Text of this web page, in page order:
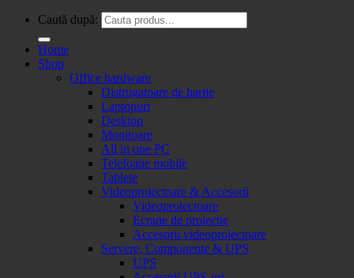
Caută după:
Home
Shop
Office hardware
Distrugatoare de hartie
Laptopuri
Desktop
Monitoare
All in one PC
Telefoane mobile
Tablete
Videoproiectoare & Accesorii
Videoproiectoare
Ecrane de proiectie
Accesorii videoproiectoare
Servere, Componente & UPS
UPS